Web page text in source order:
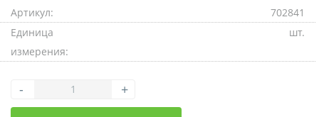
Артикул:
702841
Единица
измерения:
шт.
- +